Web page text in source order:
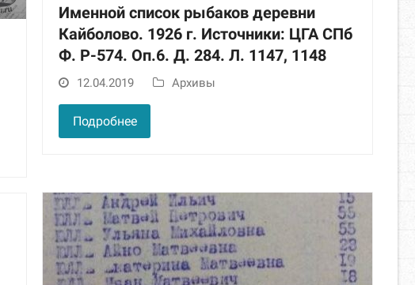
Именной список рыбаков деревни
Кайболово. 1926 г. Источники: ЦГА СПб
Ф. Р-574. Оп.6. Д. 284. Л. 1147, 1148
12.04.2019 Архивы
Подробнее